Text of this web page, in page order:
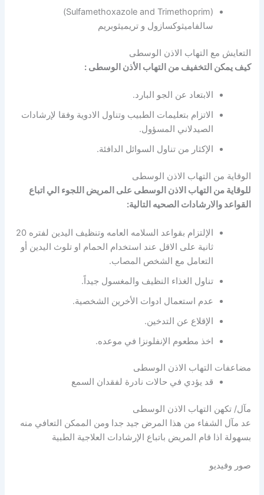
(Sulfamethoxazole and Trimethoprim)
سالفاميثوكسازول و تريميثوبريم
التعايش مع التهاب الاذن الوسطى
كيف يمكن التخفيف من التهاب الأذن الوسطى :
الابتعاد عن الجو البارد.
الاتزام بتعليمات الطبيب وتناول الادوية وفقا لإرشادات
الصيدلاني المسؤول.
الإكثار من تناول السوائل الدافئة.
الوقاية من التهاب الاذن الوسطى
للوقاية من التهاب الاذن الوسطى على المريض اللجوء الي اتباع
القواعد والارشادات الصحيه التالية:
الإلتزام بقواعد السلامه العامه وتنظيف اليدين لفتره 20
ثانية على الاقل عند استخدام الحمام او تلوث اليدين أو
التعامل مع الشخص المصاب.
تناول الغذاء النظيف والمغسول جيداً.
عدم استعمال ادوات الأخرين الشخصية.
الإقلاع عن التدخين.
اخذ مطعوم الإنفلونزا في موعده.
مضاعفات التهاب الاذن الوسطى
قد يؤدي في حالات نادرة لفقدان السمع
مآل/ تكهن التهاب الاذن الوسطى
عد مآل الشفاء من هذا المرض جيد جدا ومن الممكن التعافي منه
بسهولة اذا قام المريض باتباع الإرشادات العلاجية الطبية
صور وفيديو